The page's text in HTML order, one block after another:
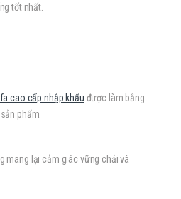
tốt nhất.
cao cấp nhập khẩu được làm bằng
phẩm.
mang lại cảm giác vững chải và